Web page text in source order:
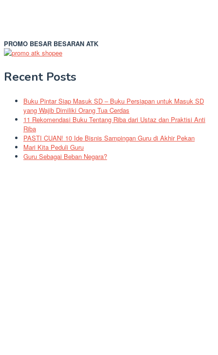
PROMO BESAR BESARAN ATK
Recent Posts
Buku Pintar Siap Masuk SD – Buku Persiapan untuk Masuk SD
yang Wajib Dimiliki Orang Tua Cerdas
11 Rekomendasi Buku Tentang Riba dari Ustaz dan Praktisi Anti
Riba
PASTI CUAN! 10 Ide Bisnis Sampingan Guru di Akhir Pekan
Mari Kita Peduli Guru
Guru Sebagai Beban Negara?